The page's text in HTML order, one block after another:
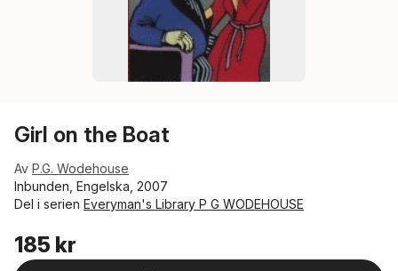
Girl on the Boat
Av P.G. Wodehouse
Inbunden, Engelska, 2007
Del i serien Everyman's Library P G WODEHOUSE
185 kr